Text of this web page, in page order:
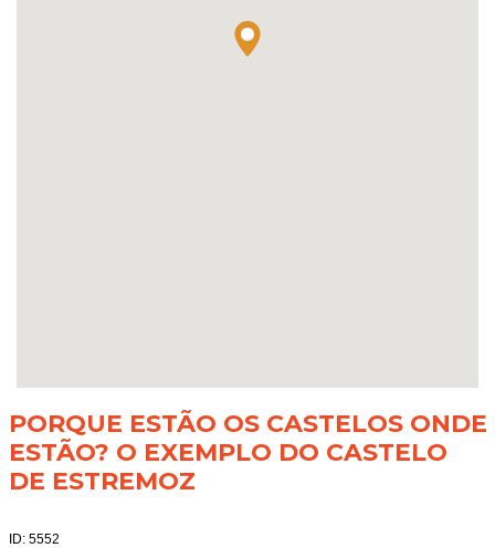
PORQUE ESTÃO OS CASTELOS ONDE
ESTÃO? O EXEMPLO DO CASTELO
DE ESTREMOZ
ID: 5552